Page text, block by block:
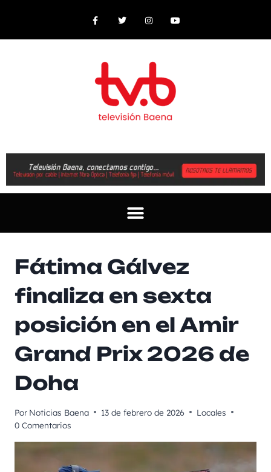
Fátima Gálvez
finaliza en sexta
posición en el Amir
Grand Prix 2026 de
Doha
Por Noticias Baena 13 de febrero de 2026
Locales
0 Comentarios